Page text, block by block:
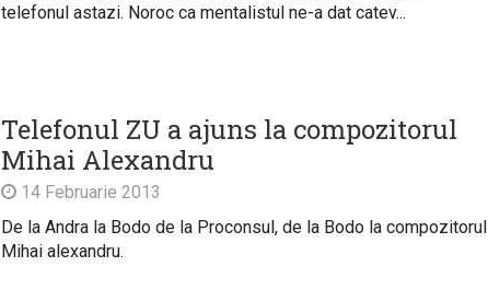
telefonul astazi. Noroc ca mentalistul ne-a dat catev...
Telefonul ZU a ajuns la compozitorul
Mihai Alexandru
14 Februarie 2013
De la Andra la Bodo de la Proconsul, de la Bodo la compozitorul
Mihai alexandru.